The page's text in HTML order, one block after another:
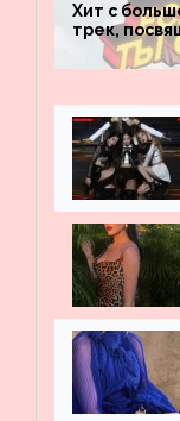
Хит с
трек,